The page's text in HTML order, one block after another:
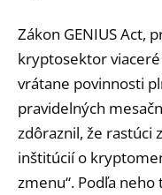
Zákon GENIUS Act,
kryptosektor
vrátane povinnosti
pravidelných
zdôraznil, že rastúci
inštitúcií o
zmenu“. Podľa